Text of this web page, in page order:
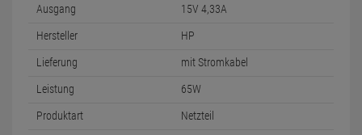
Ausgang 15V 4,33A
Hersteller HP
Lieferung mit Stromkabel
Leistung 65W
Produktart Netzteil